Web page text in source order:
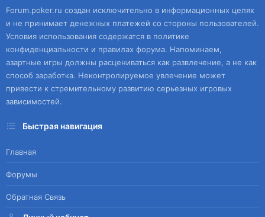
Forum.poker.ru создан исключительно в информационных целях
и не принимает денежных платежей со стороны пользователей.
Условия использования содержатся в политике
конфиденциальности и правилах форума. Напоминаем,
азартные игры должны расцениваться как развлечение, а не как
способ заработка. Неконтролируемое увлечение может
привести к стремительному развитию серьезных игровых
зависимостей.
Быстрая навигация
Главная
Форумы
Обратная Связь